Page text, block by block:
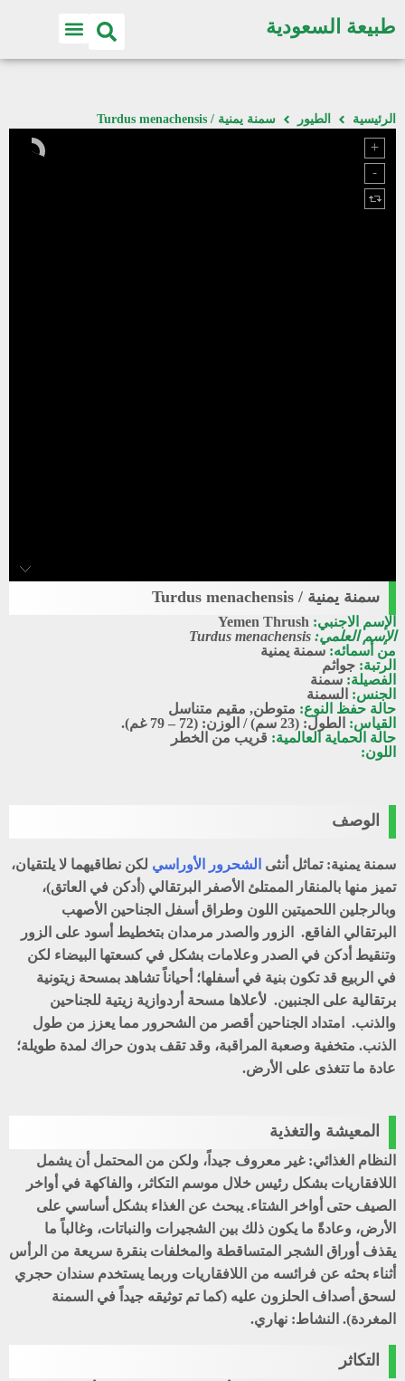
طبيعة السعودية
الرئيسية الطيور سمنة يمنية / Turdus menachensis
سمنة يمنية / Turdus menachensis
الإسم الاجنبي: Yemen Thrush
الإسم العلمي: Turdus menachensis
من أسمائه: سمنة يمنية
الرتبة: جواثم
الفصيلة: سمنة
الجنس: السمنة
حالة حفظ النوع: متوطن, مقيم متناسل
القياس: الطول: (23 سم) / الوزن: (72 – 79 غم).
حالة الحماية العالمية: قريب من الخطر
اللون:
الوصف
سمنة يمنية: تماثل أنثى الشحرور الأوراسي لكن نطاقيهما لا يلتقيان،
تميز منها بالمنقار الممتلئ الأصفر البرتقالي (أدكن في العاتق)،
وبالرجلين اللحميتين اللون وطراق أسفل الجناحين الأصهب
البرتقالي الفاقع. الزور والصدر مرمدان بتخطيط أسود على الزور
وتنقيط أدكن في الصدر وعلامات بشكل في كسعتها البيضاء لكن
في الربيع قد تكون بنية في أسفلها؛ أحياناً تشاهد بمسحة زيتونية
برتقالية على الجنبين. لأعلاها مسحة أردوازية زيتية للجناحين
والذنب. امتداد الجناحين أقصر من الشحرور مما يعزز من طول
الذنب. متخفية وصعبة المراقبة، وقد تقف بدون حراك لمدة طويلة؛
عادة ما تتغذى على الأرض.
المعيشة والتغذية
النظام الغذائي: غير معروف جيداً، ولكن من المحتمل أن يشمل
اللافقاريات بشكل رئيس خلال موسم التكاثر، والفاكهة في أواخر
الصيف حتى أواخر الشتاء. يبحث عن الغذاء بشكل أساسي على
الأرض، وعادةً ما يكون ذلك بين الشجيرات والنباتات، وغالباً ما
يقذف أوراق الشجر المتساقطة والمخلفات بنقرة سريعة من الرأس
أثناء بحثه عن فرائسه من اللافقاريات وربما يستخدم سندان حجري
لسحق أصداف الحلزون عليه (كما تم توثيقه جيداً في السمنة
المغردة). النشاط: نهاري.
التكاثر